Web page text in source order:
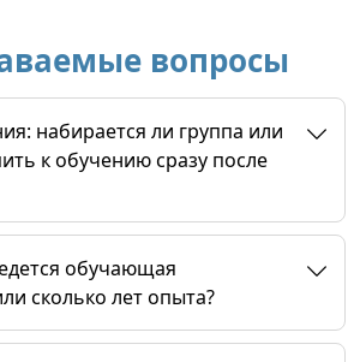
вопросы
набирается ли группа или
к обучению сразу после
обучающая
сколько лет опыта?